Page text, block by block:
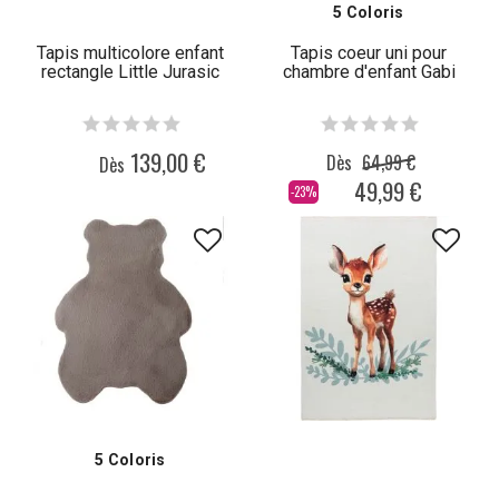
Tapis multicolore enfant
rectangle Little Jurasic
Dès 139,00 €
5 Coloris
Tapis coeur uni pour
chambre d'enfant Gabi
-23%
Dès 64,99 €
49,99 €
5 Coloris